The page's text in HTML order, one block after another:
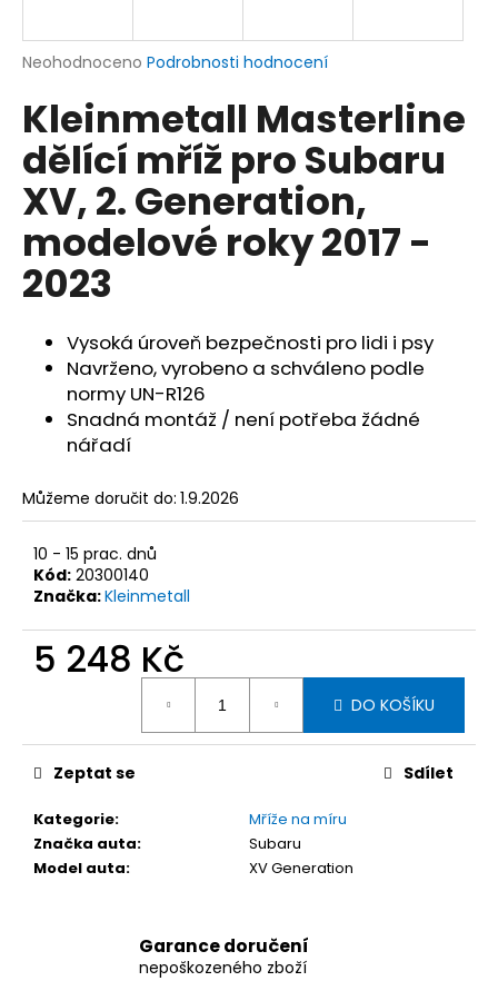
Průměrné
produktu
je
0,0
z
5
hvězdiček.
Neohodnoceno Podrobnosti hodnocení
Kleinmetall Masterline
dělící mříž pro Subaru
XV, 2. Generation,
modelové roky 2017 -
2023
Vysoká úroveň bezpečnosti pro lidi i psy
Navrženo, vyrobeno a schváleno podle
normy UN-R126
Snadná montáž / není potřeba žádné
nářadí
Můžeme doručit do: 1.9.2026
10 - 15 prac. dnů
Kód: 20300140
Značka:Kleinmetall
5 248 Kč
DO KOŠÍKU
Kategorie:
Mříže na míru
Značka auta:
Subaru
Model auta: XV Generation
Zeptat se Sdílet
Garance doručení
nepoškozeného zboží
j
t
?
HLEDAT
č
u
e
m
e
DO
AUTA
ALLSIDE
155
140
CM